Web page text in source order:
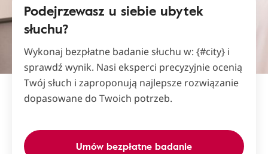
Podejrzewasz u siebie ubytek
słuchu?
Wykonaj bezpłatne badanie słuchu w: {#city} i
sprawdź wynik. Nasi eksperci precyzyjnie ocenią
Twój słuch i zaproponują najlepsze rozwiązanie
dopasowane do Twoich potrzeb.
Umów bezpłatne badanie